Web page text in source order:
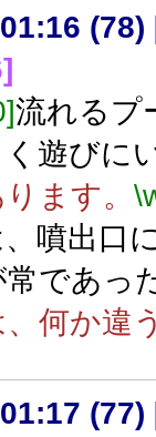
(78)
流れる
遊びに
ます。
噴出口
であっ
、何か
(77)